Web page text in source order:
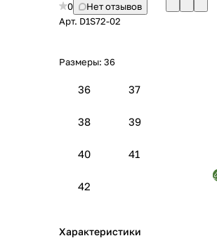
0
Нет отзывов
Арт. D1S72-02
Размеры: 36
36 37
38 39
40 41
42
Характеристики